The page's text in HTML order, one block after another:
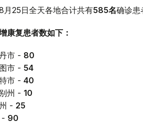
月25日全天各地合计共有585名确诊患
康复患者数如下：
市 - 80
市 - 54
市 - 40
州 - 10
- 25
- 90